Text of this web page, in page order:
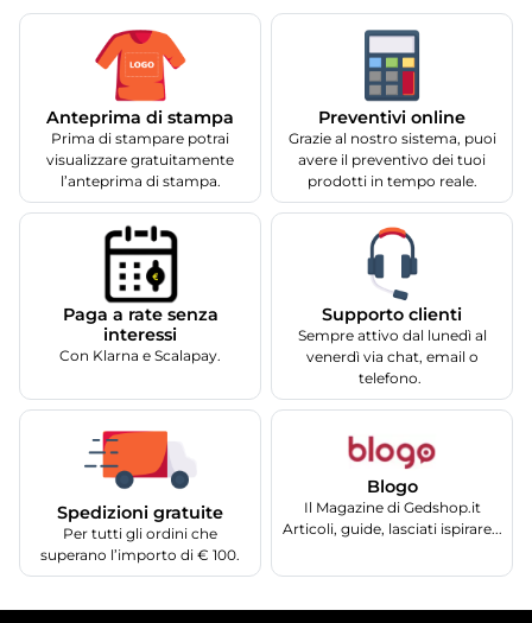
Anteprima di stampa
Prima di stampare potrai
visualizzare gratuitamente
l’anteprima di stampa.
Preventivi online
Grazie al nostro sistema, puoi
avere il preventivo dei tuoi
prodotti in tempo reale.
Paga a rate senza
interessi
Con Klarna e Scalapay.
Supporto clienti
Sempre attivo dal lunedì al
venerdì via chat, email o
telefono.
Spedizioni gratuite
Per tutti gli ordini che
superano l’importo di € 100.
Blogo
Il Magazine di Gedshop.it
Articoli, guide, lasciati ispirare...